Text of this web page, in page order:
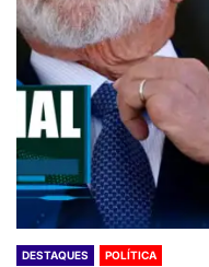
DESTAQUES POLÍTICA